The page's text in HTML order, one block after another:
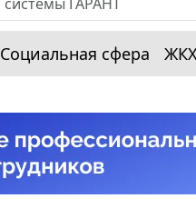
Социальная сфера